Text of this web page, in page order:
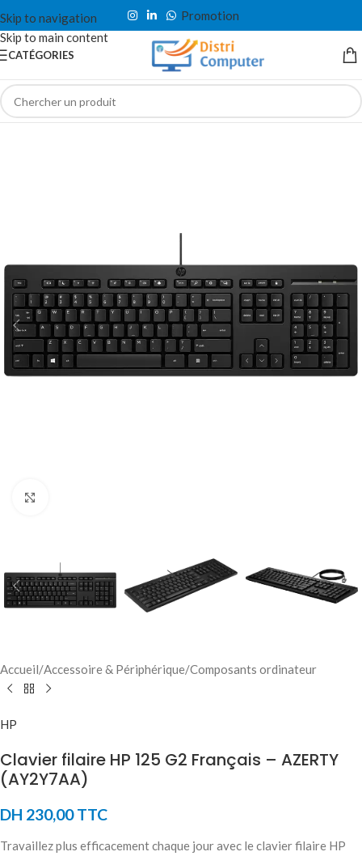
Skip to navigation
Skip to main content
Promotion
CATÉGORIES
Accueil/Accessoire & Périphérique/Composants ordinateur
HP
Clavier filaire HP 125 G2 Français – AZERTY
(AY2Y7AA)
DH 230,00TTC
Travaillez plus efficacement chaque jour avec le clavier filaire HP